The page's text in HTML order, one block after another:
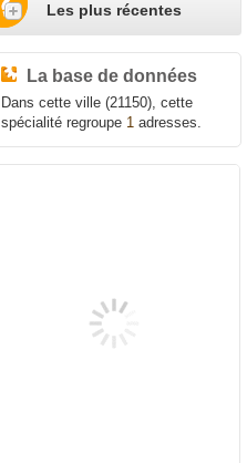
Les plus récentes
La base de données
Dans cette ville (21150), cette
spécialité regroupe 1adresses.